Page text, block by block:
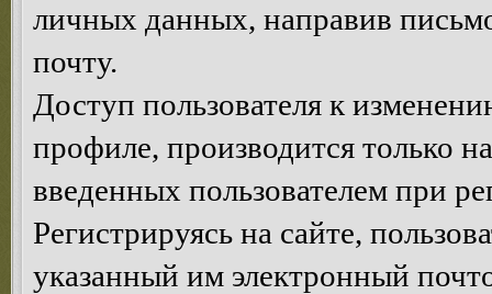
личных данных, направив
почту.
Доступ пользователя к
профиле, производится только
введенных пользователем при
Регистрируясь на сайте,
указанный им электронный